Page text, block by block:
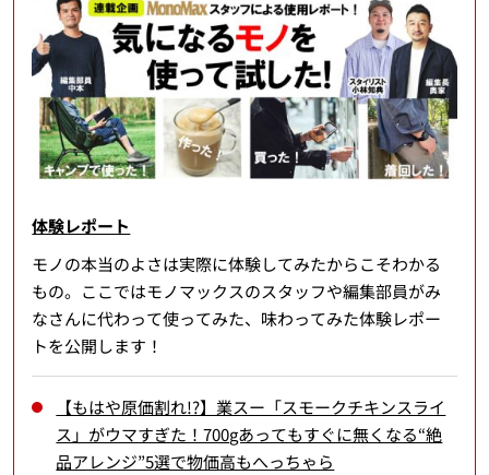
体験レポート
モノの本当のよさは実際に体験してみたからこそわかる
もの。ここではモノマックスのスタッフや編集部員がみ
なさんに代わって使ってみた、味わってみた体験レポー
トを公開します！
【もはや原価割れ!?】業スー「スモークチキンスライ
ス」がウマすぎた！700gあってもすぐに無くなる“絶
品アレンジ”5選で物価高もへっちゃら